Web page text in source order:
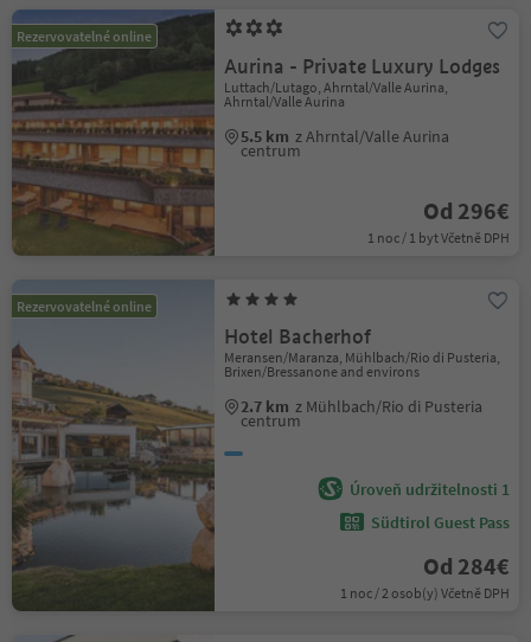
Rezervovatelné online
Aurina - Private Luxury Lodges
Luttach/Lutago, Ahrntal/Valle Aurina,
Ahrntal/Valle Aurina
5.5 km z Ahrntal/Valle Aurina
centrum
Od 296€
1 noc / 1 byt Včetně DPH
Rezervovatelné online
Hotel Bacherhof
Meransen/Maranza, Mühlbach/Rio di Pusteria,
Brixen/Bressanone and environs
2.7 km z Mühlbach/Rio di Pusteria
centrum
Úroveň udržitelnosti 1
Südtirol Guest Pass
Od 284€
1 noc / 2 osob(y) Včetně DPH